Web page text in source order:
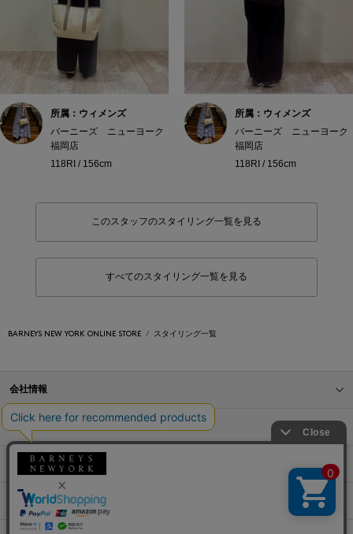
所属：ウィメンズ
バーニーズ ニューヨーク
福岡店
118RI / 156cm
所属：ウィメンズ
バーニーズ ニューヨーク
福岡店
118RI / 156cm
このスタッフのスタイリング一覧を見る
すべてのスタイリング一覧を見る
BARNEYS NEW YORK ONLINE STORE スタイリング一覧
会社情報
オンラインストアショッピングガイド
店舗情報
サービス